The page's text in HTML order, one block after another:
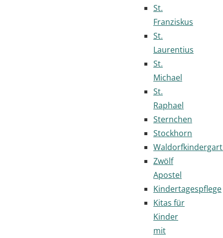
St.
Franziskus
St.
Laurentius
St.
Michael
St.
Raphael
Sternchen
Stockhorn
Zwölf
Apostel
Kindertagespflege
Kitas für
Kinder
mit